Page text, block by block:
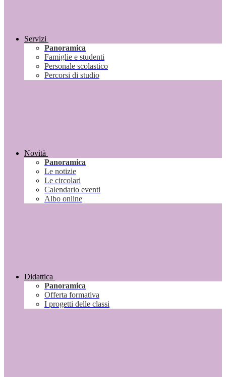
Servizi
Panoramica
Famiglie e studenti
Personale scolastico
Percorsi di studio
Novità
Panoramica
Le notizie
Le circolari
Calendario eventi
Albo online
Didattica
Panoramica
Offerta formativa
I progetti delle classi